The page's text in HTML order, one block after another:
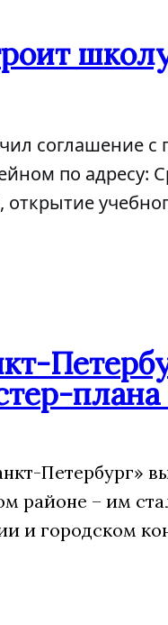
соглашение
по адресу:
Петербург»
районе – им
и городском